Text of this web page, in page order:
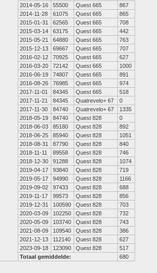
2014-05-16
55500 Quest 665
867
2014-11-28
61075 Quest 665
865
2015-01-31
62565 Quest 665
708
2015-03-14
63175 Quest 665
442
2015-05-21
64880 Quest 665
763
2015-12-13
69667 Quest 665
707
2016-02-12
70925 Quest 665
627
2016-03-20
72142 Quest 665
1000
2016-06-19
74807 Quest 665
891
2016-08-26
76985 Quest 665
974
2017-11-01
84345 Quest 665
518
2017-11-21
84345 Quatrevelo+ 67
0
2017-11-30
84740 Quatrevelo+ 67
1335
2018-05-19
84740 Quest 828
0
2018-06-03
85180 Quest 828
892
2018-06-25
85940 Quest 828
1051
2018-08-31
87790 Quest 828
840
2018-11-11
89558 Quest 828
746
2018-12-30
91288 Quest 828
1074
2019-04-17
93840 Quest 828
719
2019-05-17
94990 Quest 828
1166
2019-09-02
97433 Quest 828
688
2019-11-17
99573 Quest 828
856
2019-12-31
100590 Quest 828
703
2020-03-09
102250 Quest 828
732
2020-05-09
103740 Quest 828
743
2021-08-09
109540 Quest 828
386
2021-12-13
112140 Quest 828
627
2023-09-18
123090 Quest 828
517
Totaal gemiddelde:
680